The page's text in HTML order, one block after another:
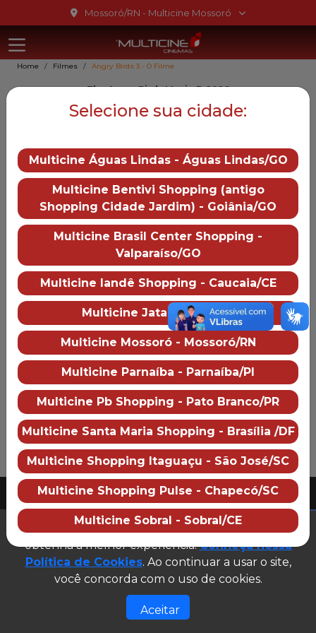
Ir para o conteúdo
Ir para o menu
Mossoró/RN - Multicine Mossoró
Multicine
Home Filmes Angry Birds 3 - O Filme
The Angry Birds Movie 3, 2026
Angry Birds 3 - O Filme
Duração:0 min
Distruibução:
Paramount Pictures
Trailer
— Angry Birds 3 - O
Mais informações
Multicine Mossoró
Sobre o cinema
Como chegar
Preço dos ingressos
2026 Multicine cinemas
CNPJ: 07.609.246/0007-08
Desenvolvido e gerenciado por
Site público v1.0.0
Selecione sua cidade:
Multicine Águas Lindas - Águas Lindas/GO
Multicine Bentivi Shopping (antigo
Shopping Cidade Jardim) - Goiânia/GO
Multicine Brasil Center Shopping -
Valparaíso/GO
Multicine Iandê Shopping - Caucaia/CE
Multicine Jataí - Jataí/GO
Multicine Mossoró - Mossoró/RN
Multicine Parnaíba - Parnaíba/PI
Multicine Pb Shopping - Pato Branco/PR
Multicine Santa Maria Shopping - Brasília /DF
Multicine Shopping Itaguaçu - São José/SC
Multicine Shopping Pulse - Chapecó/SC
Multicine Sobral - Sobral/CE
Este site utiliza cookies para garantir que você
obtenha a melhor experiência.Conheça nossa
Política de Cookies. Ao continuar a usar o site,
você concorda com o uso de cookies.
Aceitar